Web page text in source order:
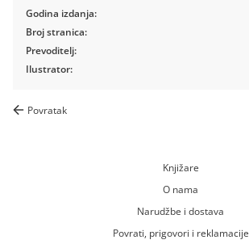
Godina izdanja:
Broj stranica:
Prevoditelj:
Ilustrator:
Povratak
Knjižare
O nama
Narudžbe i dostava
Povrati, prigovori i reklamacije